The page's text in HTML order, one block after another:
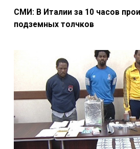
СМИ: В Италии за 10 часов
подземных толчков